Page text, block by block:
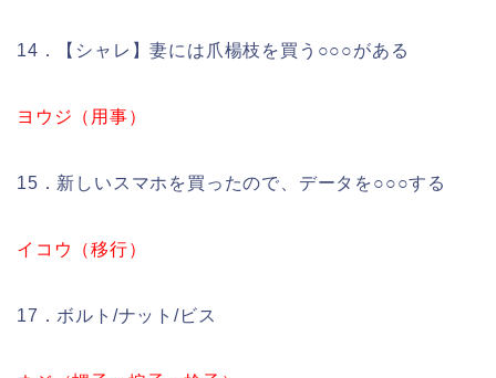
14．【シャレ】妻には爪楊枝を買う○○○がある
ヨウジ（用事）
15．新しいスマホを買ったので、データを○○○する
イコウ（移行）
17．ボルト/ナット/ビス